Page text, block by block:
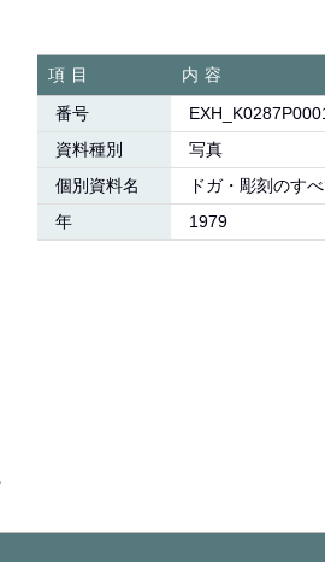
項目
内容
番号
資料種別
写真
個別資料名
ドガ・彫刻のす
年
1979